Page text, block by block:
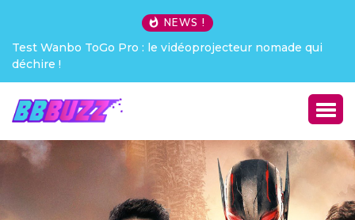
NEWS !
Wanbo ToGo Pro : le vidéoprojecteur nomade qui
!